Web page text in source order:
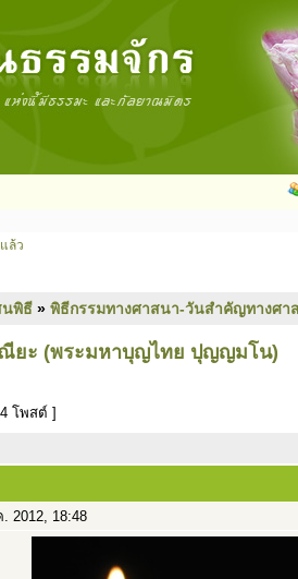
ล้ว
นพิธี » พิธีกรรมทางศาสนา-วันสำคัญทางศา
ณียะ (พระมหาบุญไทย ปุญญมโน)
โพสต์ ]
2012, 18:48